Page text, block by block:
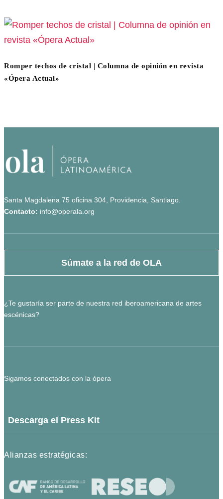
Romper techos de cristal | Columna de opinión en revista
«Ópera Actual»
Santa Magdalena 75 oficina 304, Providencia, Santiago.
Contacto: info@operala.org
Súmate a la red de OLA
¿Te gustaría ser parte de nuestra red iberoamericana de artes
escénicas?
Sigamos conectados con la ópera
Descarga el Press Kit
Alianzas estratégicas: